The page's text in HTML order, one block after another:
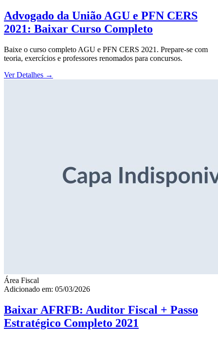
Advogado da União AGU e PFN CERS
2021: Baixar Curso Completo
Baixe o curso completo AGU e PFN CERS 2021. Prepare-se com
teoria, exercícios e professores renomados para concursos.
Ver Detalhes →
Área Fiscal
Adicionado em: 05/03/2026
Baixar AFRFB: Auditor Fiscal + Passo
Estratégico Completo 2021